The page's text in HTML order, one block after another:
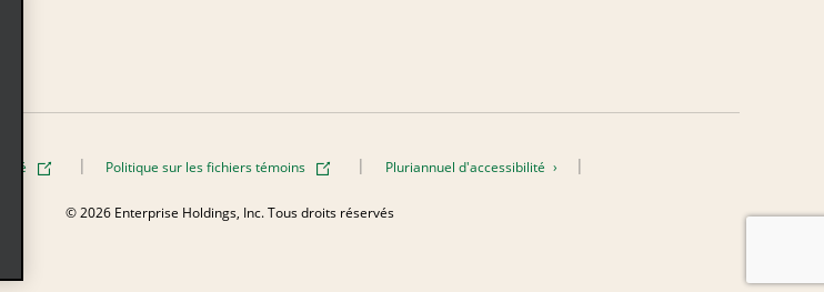
Politique sur les fichiers témoins Pluriannuel d'accessibilité
© 2026 Enterprise Holdings, Inc. Tous droits réservés